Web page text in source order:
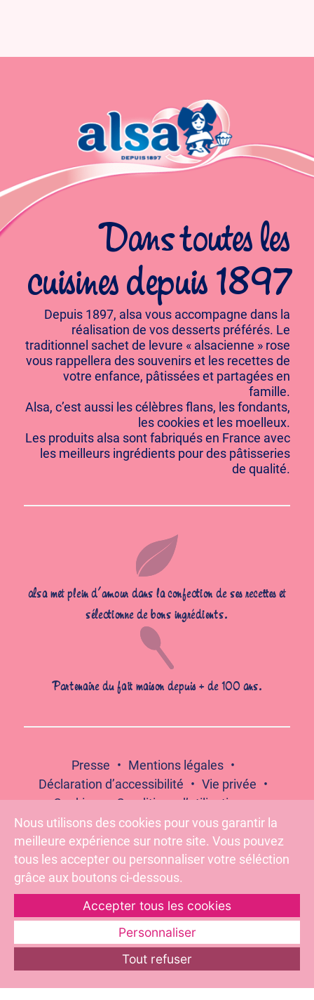
alsa met plein d’amour dans la confection de ses recettes et
sélectionne de bons ingrédients.
Partenaire du fait maison depuis + de 100 ans.
Dans toutes les
cuisines depuis 1897
Depuis 1897, alsa vous accompagne dans la
réalisation de vos desserts préférés. Le
traditionnel sachet de levure « alsacienne » rose
vous rappellera des souvenirs et les recettes de
votre enfance, pâtissées et partagées en
famille.
Alsa, c’est aussi les célèbres flans, les fondants,
les cookies et les moelleux.
Les produits alsa sont fabriqués en France avec
les meilleurs ingrédients pour des pâtisseries
de qualité.
Presse
Mentions légales
Déclaration d’accessibilité
Vie privée
Cookies
Conditions d’utilisation
Contact
Compliance
Pour votre santé, évitez de grignoter entre les repas –
www.mangerbouger.fr
Suivez-nous :
Nous utilisons des cookies pour vous garantir la
meilleure expérience sur notre site. Vous pouvez
tous les accepter ou personnaliser votre séléction
grâce aux boutons ci-dessous.
Accepter tous les cookies
Personnaliser
Tout refuser